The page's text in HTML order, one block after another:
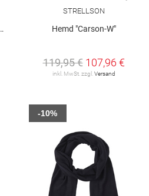
STRELLSON
Hemd "Carson-W"
119,95 € 107,96 €
inkl. MwSt. zzgl. Versand
-10%